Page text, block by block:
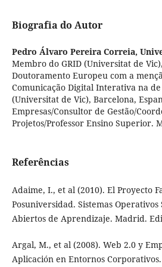
Biografia do Autor
Pedro Álvaro Pereira Correia,
Membro do GRID (Universitat de
Doutoramento Europeu com a
Comunicação Digital Interativa na
(Universitat de Vic), Barcelona,
Empresas/Consultor de Gestão/
Projetos/Professor Ensino Superior.
Referências
Adaime, I., et al (2010). El Proyecto
Posuniversidad. Sistemas Operativos
Abiertos de Aprendizaje. Madrid.
Argal, M., et al (2008). Web 2.0 y
Aplicación en Entornos